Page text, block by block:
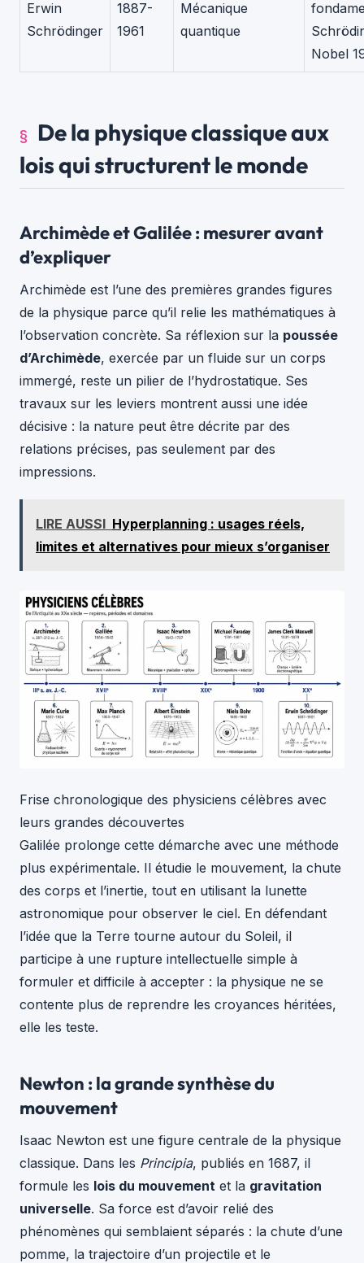
Erwin
Schrödinger
1887-
1961
Mécanique
quantique
Nobel
De la physique classique aux
lois qui structurent le monde
Archimède et Galilée : mesurer avant
d’expliquer
Archimède est l’une des premières grandes figures
de la physique parce qu’il relie les mathématiques à
l’observation concrète. Sa réflexion sur la poussée
d’Archimède, exercée par un fluide sur un corps
immergé, reste un pilier de l’hydrostatique. Ses
travaux sur les leviers montrent aussi une idée
décisive : la nature peut être décrite par des
relations précises, pas seulement par des
impressions.
LIRE AUSSI Hyperplanning : usages réels,
limites et alternatives pour mieux s’organiser
Frise chronologique des physiciens célèbres avec
leurs grandes découvertes
Galilée prolonge cette démarche avec une méthode
plus expérimentale. Il étudie le mouvement, la chute
des corps et l’inertie, tout en utilisant la lunette
astronomique pour observer le ciel. En défendant
l’idée que la Terre tourne autour du Soleil, il
participe à une rupture intellectuelle simple à
formuler et difficile à accepter : la physique ne se
contente plus de reprendre les croyances héritées,
elle les teste.
Newton : la grande synthèse du
mouvement
Isaac Newton est une figure centrale de la physique
classique. Dans les Principia, publiés en 1687, il
formule les lois du mouvement et la gravitation
universelle. Sa force est d’avoir relié des
phénomènes qui semblaient séparés : la chute d’une
pomme, la trajectoire d’un projectile et le